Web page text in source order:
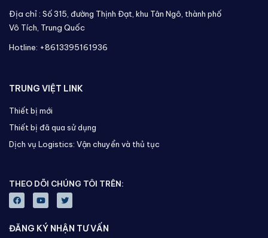
Địa chỉ : Số 315, đường Thịnh Đạt, khu Tân Ngô, thành phố
Vô Tích, Trung Quốc
Hotline: +8613395161936
TRUNG VIỆT LINK
Thiết bị mới
Thiết bị đã qua sử dụng
Dịch vụ Logistics: Vận chuyển và thủ tục
THEO DÕI CHÚNG TÔI TRÊN:
ĐĂNG KÝ NHẬN TƯ VẤN